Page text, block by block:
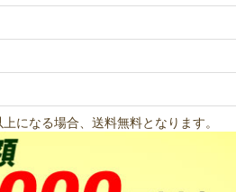
になる場合、送料無料となります。